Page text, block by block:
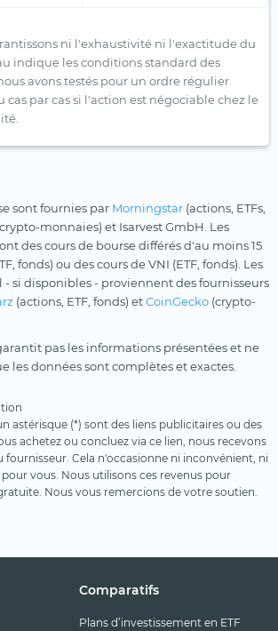
ni l'exhaustivité ni l'exactitude du
indique les conditions standard des
avons testés pour un ordre régulier.
cas par cas si l'action est négociable chez le
sont fournies par Morningstar (actions, ETFs,
monnaies) et Isarvest GmbH. Les
des cours de bourse différés d'au moins 15
fonds) ou des cours de VNI (ETF, fonds). Les
- si disponibles - proviennent des fournisseurs
(actions, ETF, fonds) etCoinGecko (crypto-
pas les informations présentées et ne
les données sont complètes et exactes.
astérisque (*) sont des liens publicitaires ou des
achetez ou concluez via ce lien, nous recevons
Cela n'occasionne ni inconvénient, ni
vous. Nous utilisons ces revenus pour
Nous vous remercions de votre soutien.
Comparatifs
Plans d’investissement en ETF